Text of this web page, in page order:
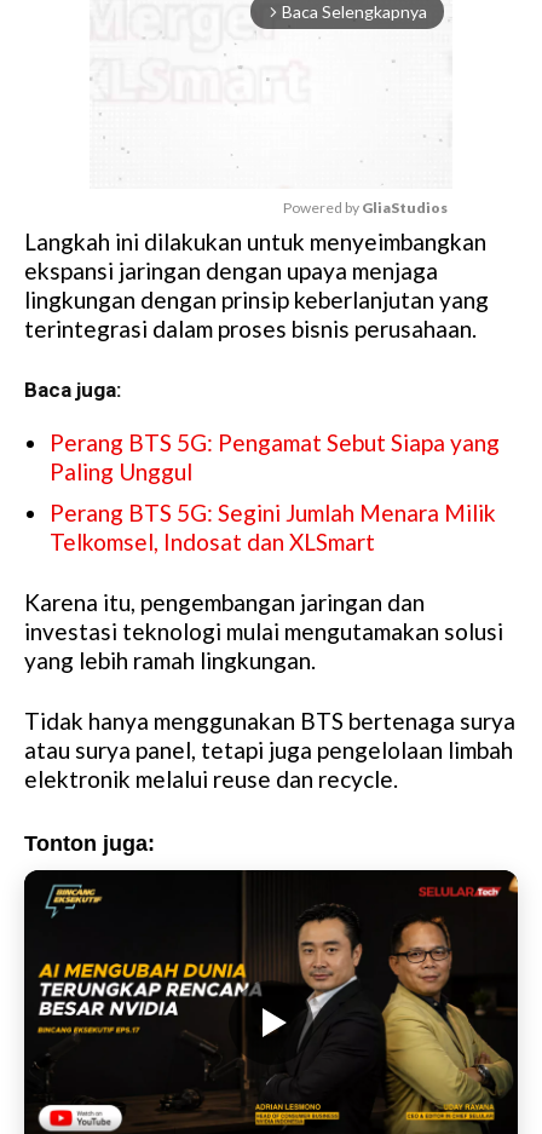
arrow_forward_ios Baca Selengkapnya
M
u
t
e
Powered by GliaStudios
Langkah ini dilakukan untuk menyeimbangkan
ekspansi jaringan dengan upaya menjaga
lingkungan dengan prinsip keberlanjutan yang
terintegrasi dalam proses bisnis perusahaan.
Baca juga:
Perang BTS 5G: Pengamat Sebut Siapa yang
Paling Unggul
Perang BTS 5G: Segini Jumlah Menara Milik
Telkomsel, Indosat dan XLSmart
Karena itu, pengembangan jaringan dan
investasi teknologi mulai mengutamakan solusi
yang lebih ramah lingkungan.
Tidak hanya menggunakan BTS bertenaga surya
atau surya panel, tetapi juga pengelolaan limbah
elektronik melalui reuse dan recycle.
Tonton juga: